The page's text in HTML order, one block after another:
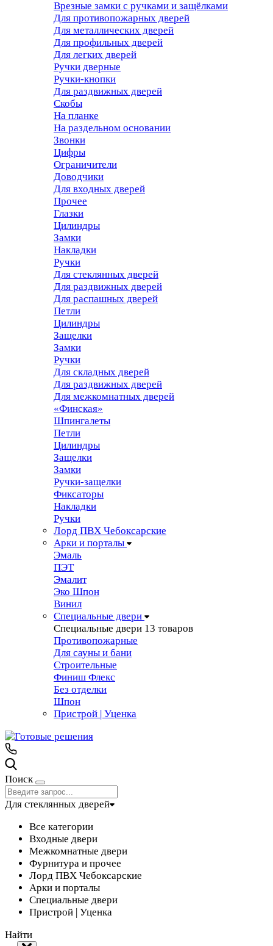
Врезные замки с ручками и защёлками
Для противопожарных дверей
Для металлических дверей
Для профильных дверей
Для легких дверей
Ручки дверные
Ручки-кнопки
Для раздвижных дверей
Скобы
На планке
На раздельном основании
Звонки
Цифры
Ограничители
Доводчики
Для входных дверей
Прочее
Глазки
Цилиндры
Замки
Накладки
Ручки
Для стеклянных дверей
Для раздвижных дверей
Для распашных дверей
Петли
Цилиндры
Защелки
Замки
Ручки
Для складных дверей
Для раздвижных дверей
Для межкомнатных дверей
«Финская»
Шпингалеты
Петли
Цилиндры
Защелки
Замки
Ручки-защелки
Фиксаторы
Накладки
Ручки
Лорд ПВХ Чебоксарские
Арки и порталы
Эмаль
ПЭТ
Эмалит
Эко Шпон
Винил
Специальные двери
Специальные двери 13 товаров
Противопожарные
Для сауны и бани
Строительные
Финиш Флекс
Без отделки
Шпон
Пристрой | Уценка
Поиск
Для стеклянных дверей
Все категории
Входные двери
Межкомнатные двери
Фурнитура и прочее
Лорд ПВХ Чебоксарские
Арки и порталы
Специальные двери
Пристрой | Уценка
Найти